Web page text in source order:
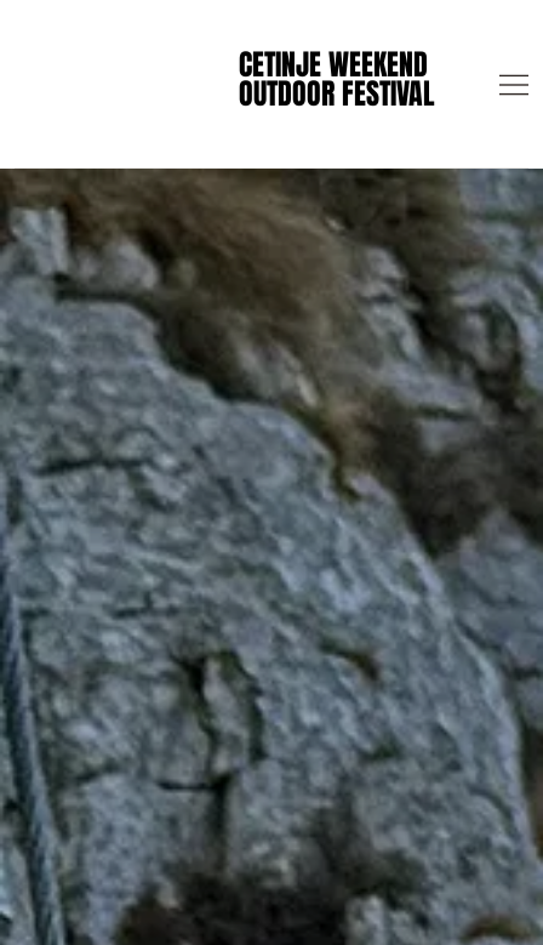
CETINJE WEEKEND
OUTDOOR FESTIVAL
CETINJE WEEKEND
OUTDOOR FESTIVAL